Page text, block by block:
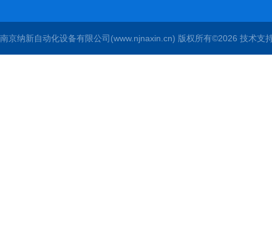
南京纳新自动化设备有限公司(www.njnaxin.cn) 版权所有©2026 技术支